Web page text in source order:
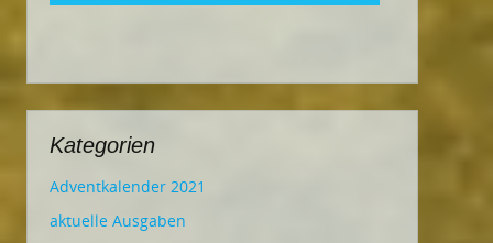
Kategorien
Adventkalender 2021
aktuelle Ausgaben